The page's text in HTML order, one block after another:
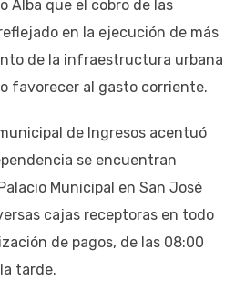
Alba que el cobro de las
en la ejecución de más
de la infraestructura urbana
favorecer al gasto corriente.
de Ingresos acentuó
se encuentran
Municipal en San José
cajas receptoras en todo
de pagos, de las 08:00
tarde.